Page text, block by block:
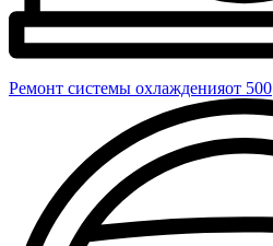
Ремонт системы охлажденияот 500